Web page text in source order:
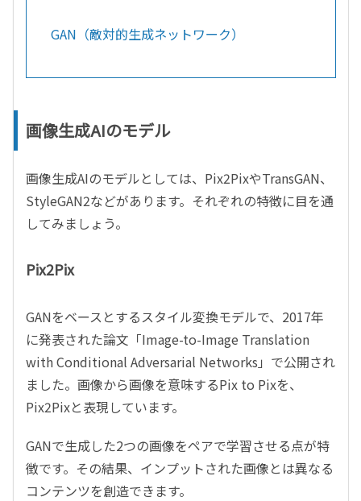
GAN（敵対的生成ネットワーク）
画像生成AIのモデル
画像生成AIのモデルとしては、Pix2PixやTransGAN、
StyleGAN2などがあります。それぞれの特徴に目を通
してみましょう。
Pix2Pix
GANをベースとするスタイル変換モデルで、2017年
に発表された論文「Image-to-Image Translation
with Conditional Adversarial Networks」で公開され
ました。画像から画像を意味するPix to Pixを、
Pix2Pixと表現しています。
GANで生成した2つの画像をペアで学習させる点が特
徴です。その結果、インプットされた画像とは異なる
コンテンツを創造できます。